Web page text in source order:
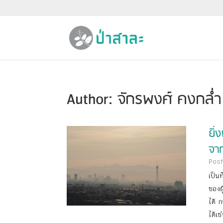
Author:จักรพงศ์ คงกล่ำ
ยิ่
จ
เป็น
ของ
ได้
ได้เ